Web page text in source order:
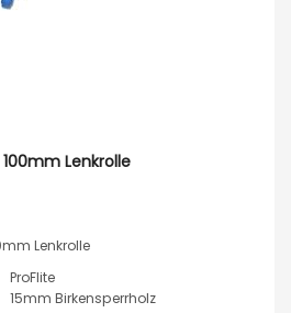
Lenkrolle
Lenkrolle
ProFlite
15mm Birkensperrholz